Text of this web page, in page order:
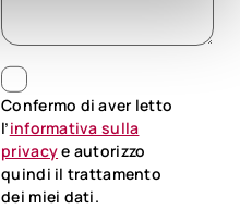
Confermo di aver letto
l’informativa sulla
privacye autorizzo
quindi il trattamento
dei miei dati.